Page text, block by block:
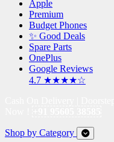
Apple
Premium
Budget Phones
✨ Good Deals
Spare Parts
OnePlus
Google Reviews
4.7 ★★★★☆
Shop by Category